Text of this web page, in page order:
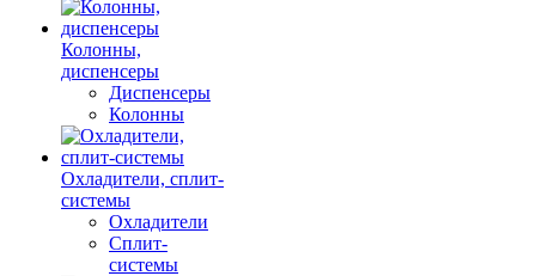
Колонны,
диспенсеры
Диспенсеры
Колонны
Охладители, сплит-
системы
Охладители
Сплит-
системы